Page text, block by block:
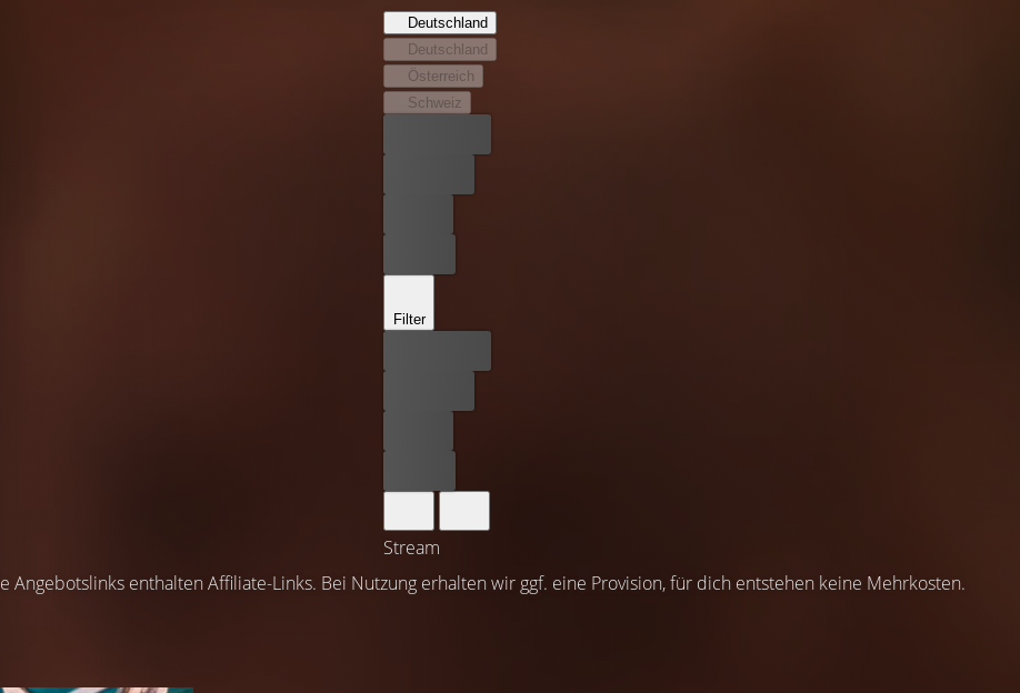
Deutschland
Deutschland
Österreich
Schweiz
Filter
Stream
Angebotslinks enthalten Affiliate-Links. Bei Nutzung erhalten wir ggf. eine Provision, für dich entstehen keine Mehrkosten.